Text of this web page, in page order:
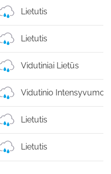
Lietutis
Lietutis
Vidutiniai Lietūs
Vidutinio Intensyvumo
Lietutis
Lietutis